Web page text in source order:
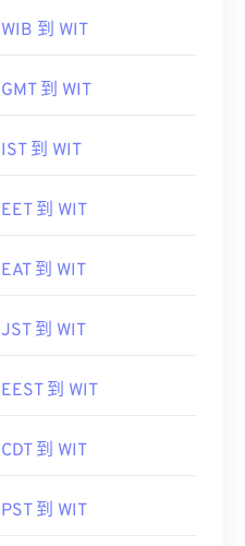
WIB 到 WIT
GMT 到 WIT
IST 到 WIT
EET 到 WIT
EAT 到 WIT
JST 到 WIT
EEST 到 WIT
CDT 到 WIT
PST 到 WIT